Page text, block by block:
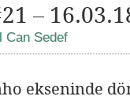
–
Can Sedef
ekseninde